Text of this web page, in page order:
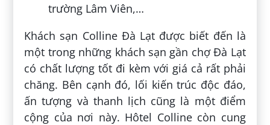
trường Lâm Viên,…
Khách sạn Colline Đà Lạt được biết đến là
một trong những khách sạn gần chợ Đà Lạt
có chất lượng tốt đi kèm với giá cả rất phải
chăng. Bên cạnh đó, lối kiến trúc độc đáo,
ấn tượng và thanh lịch cũng là một điểm
cộng của nơi này. Hôtel Colline còn cung